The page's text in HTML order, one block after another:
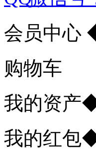
会员中心
购物车
我的资产
我的红包